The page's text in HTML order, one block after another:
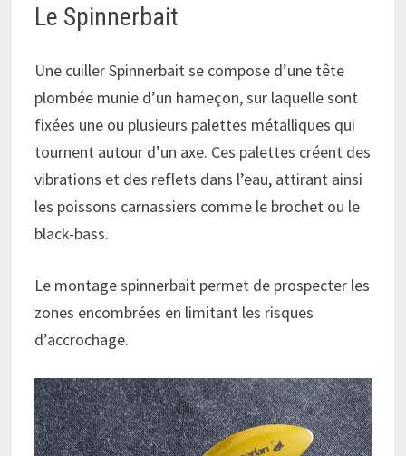
Le Spinnerbait
Une cuiller Spinnerbait se compose d’une tête
plombée munie d’un hameçon, sur laquelle sont
fixées une ou plusieurs palettes métalliques qui
tournent autour d’un axe. Ces palettes créent des
vibrations et des reflets dans l’eau, attirant ainsi
les poissons carnassiers comme le brochet ou le
black-bass.
Le montage spinnerbait permet de prospecter les
zones encombrées en limitant les risques
d’accrochage.